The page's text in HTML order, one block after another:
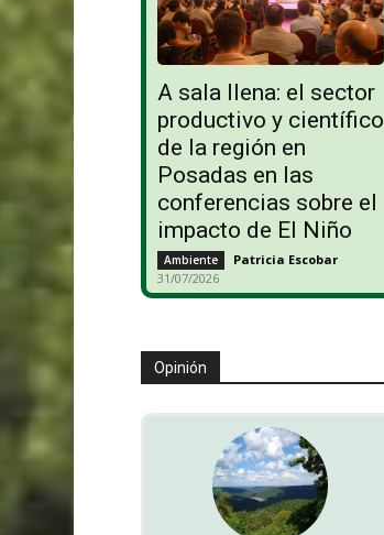
A sala llena: el sector
productivo y científico
de la región en
Posadas en las
conferencias sobre el
impacto de El Niño
Ambiente Patricia Escobar -
31/07/2026
Opinión